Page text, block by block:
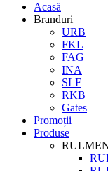
Acasă
Branduri
URB
FKL
FAG
INA
SLF
RKB
Gates
Promoții
Produse